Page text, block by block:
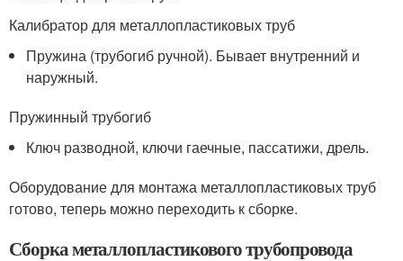
Калибратор для металлопластиковых труб
Пружина (трубогиб ручной). Бывает внутренний и
наружный.
Пружинный трубогиб
Ключ разводной, ключи гаечные, пассатижи, дрель.
Оборудование для монтажа металлопластиковых труб
готово, теперь можно переходить к сборке.
Сборка металлопластикового трубопровода